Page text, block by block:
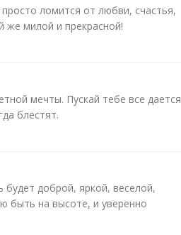
ломится от любви, счастья,
же милой и прекрасной!
мечты. Пускай тебе все дается
блестят.
будет доброй, яркой, веселой,
быть на высоте, и уверенно